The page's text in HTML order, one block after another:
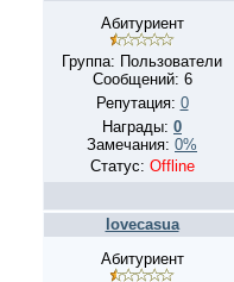
Абитуриент
Группа: Пользователи
Сообщений: 6
Репутация: 0
Награды: 0
Замечания: 0%
Статус: Offline
lovecasua
Абитуриент